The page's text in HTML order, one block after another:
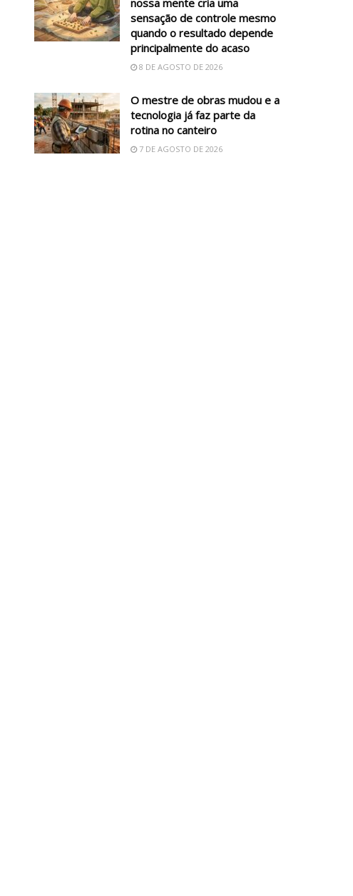
sensação de controle mesmo
quando o resultado depende
principalmente do acaso
8 DE AGOSTO DE 2026
O mestre de obras mudou e a
tecnologia já faz parte da
rotina no canteiro
7 DE AGOSTO DE 2026